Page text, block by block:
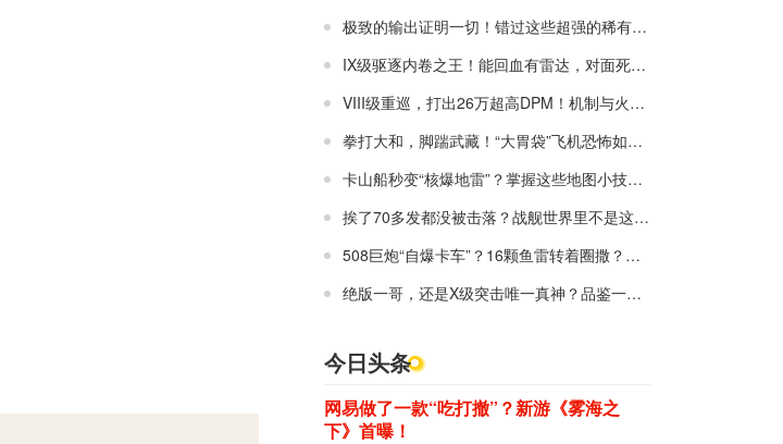
极致的输出证明一切！错过这些超强的稀有战舰，还得再等一年？
IX级驱逐内卷之王！能回血有雷达，对面死活还打不着？
VIII级重巡，打出26万超高DPM！机制与火力的逆天组合，就是哈气的资本！
拳打大和，脚踹武藏！“大胃袋”飞机恐怖如斯！
卡山船秒变“核爆地雷”？掌握这些地图小技巧，上分就跟喝水一样轻松！
挨了70多发都没被击落？战舰世界里不是这样的！
508巨炮“自爆卡车”？16颗鱼雷转着圈撒？这些奇葩居然是战列舰！
绝版一哥，还是X级突击唯一真神？品鉴一下上分必备神船！
今日头条
网易做了一款“吃打撤”？新游《雾海之
下》首曝！